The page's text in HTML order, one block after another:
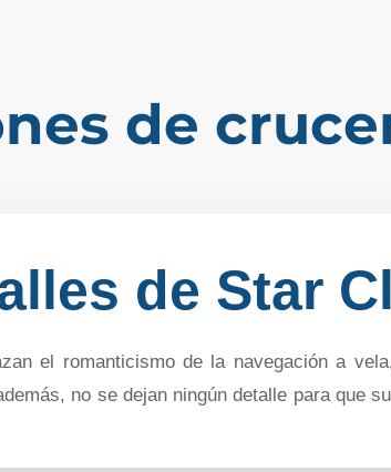
de
de Star
el romanticismo de la navegación a
no se dejan ningún detalle para que